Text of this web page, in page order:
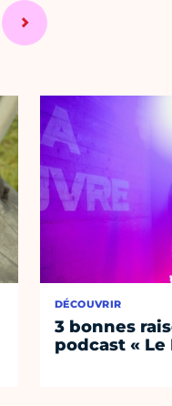
DÉCOUVRIR
3 bonnes
podcast « Le